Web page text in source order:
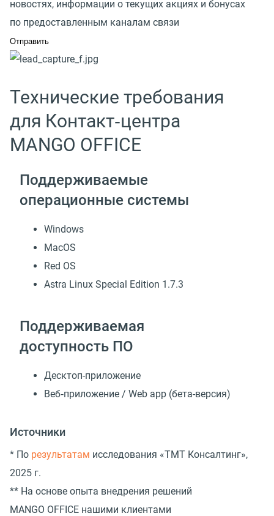
новостях, информации о текущих акциях и бонусах
по предоставленным каналам связи
Технические требования
для Контакт‑центра
MANGO OFFICE
Поддерживаемые
операционные системы
Windows
MacOS
Red OS
Astra Linux Special Edition 1.7.3
Поддерживаемая
доступность ПО
Десктоп-приложение
Веб‑приложение / Web app (бета-версия)
Источники
* По результатам исследования «TMT Консалтинг»,
2025 г.
** На основе опыта внедрения решений
MANGO OFFICE нашими клиентами